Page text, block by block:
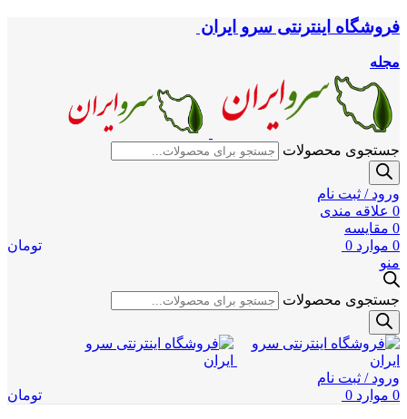
فروشگاه اینترنتی سرو ایران
مجله
جستجوی محصولات
ورود / ثبت نام
0 علاقه مندی
0 مقایسه
0 موارد 0
تومان
منو
جستجوی محصولات
ورود / ثبت نام
0 موارد 0 تومان